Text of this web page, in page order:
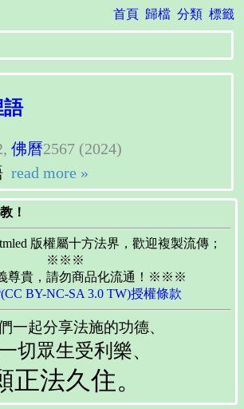
首頁 歸檔 分類 標籤
語
佛曆2567 (2024)
read more »
！
版權屬十方法界，歡迎複製流傳；
※※※
貴，請勿商品化流通！※※※
BY-NC-SA 3.0 TW)授權條款
一起分享法施的功德、
切眾生受利樂、
正法久住。